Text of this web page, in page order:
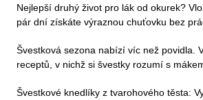
Nejlepší druhý život pro lák od okurek?
pár dní získáte výraznou chuťovku bez
Švestková sezona nabízí víc než povidla.
receptů, v nichž si švestky rozumí s
Švestkové knedlíky z tvarohového těsta: